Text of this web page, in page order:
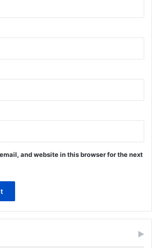
and website in this browser for the next